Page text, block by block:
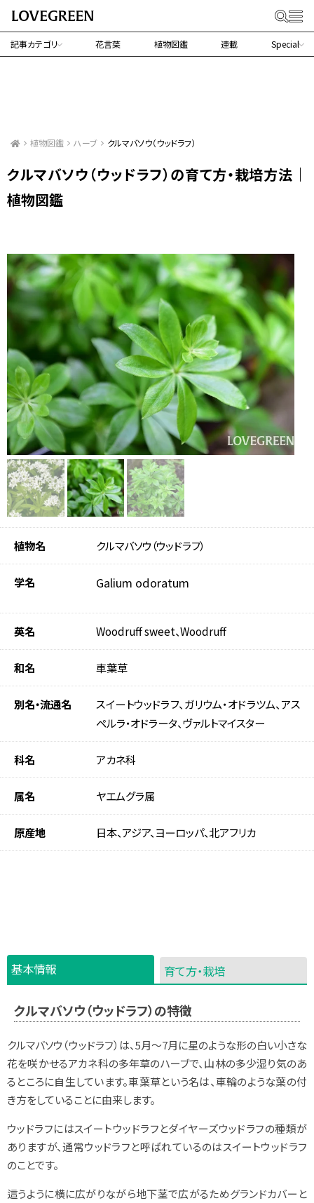
記事カテゴリ 花言葉 植物図鑑 連載 Special
植物図鑑 ハーブ クルマバソウ（ウッドラフ）
クルマバソウ（ウッドラフ）の育て方・栽培方法｜
植物図鑑
植物名 クルマバソウ（ウッドラフ）
学名 Galium odoratum
英名 Woodruff sweet、Woodruff
和名 車葉草
別名・流通名
スイートウッドラフ、ガリウム・オドラツム、アス
ペルラ・オドラータ、ヴァルトマイスター
科名 アカネ科
属名 ヤエムグラ属
原産地 日本、アジア、ヨーロッパ、北アフリカ
基本情報 育て方・栽培
クルマバソウ（ウッドラフ）の特徴
クルマバソウ（ウッドラフ）は、5月～7月に星のような形の白い小さな
花を咲かせるアカネ科の多年草のハーブで、山林の多少湿り気のあ
るところに自生しています。車葉草という名は、車輪のような葉の付
き方をしていることに由来します。
ウッドラフにはスイートウッドラフとダイヤーズウッドラフの種類が
ありますが、通常ウッドラフと呼ばれているのはスイートウッドラフ
のことです。
這うように横に広がりながら地下茎で広がるためグランドカバーと